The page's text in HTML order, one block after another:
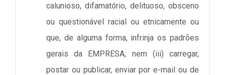
calunioso, difamatório, delituoso, obsceno
ou questionável racial ou etnicamente ou
que, de alguma forma, infrinja os padrões
gerais da EMPRESA; nem (iii) carregar,
postar ou publicar, enviar por e-mail ou de